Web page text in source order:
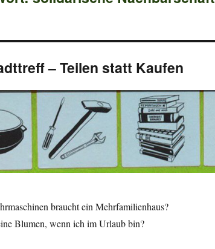
– Teilen statt Kaufen
braucht ein Mehrfamilienhaus?
Blumen, wenn ich im Urlaub bin?